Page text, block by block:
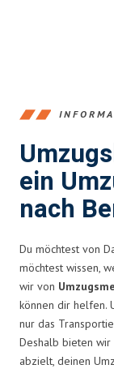
ein
nach
Du möchtest von
möchtest wissen,
wir von
können dir helfen.
nur das
Deshalb bieten
abzielt, deinen